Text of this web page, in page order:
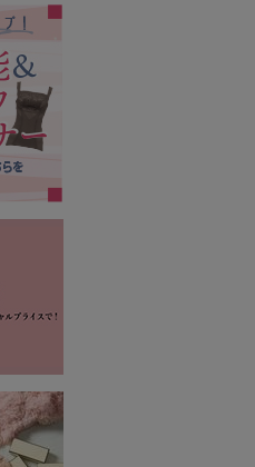
6
VERY STORE
FLICKA
パンツ
14,300円